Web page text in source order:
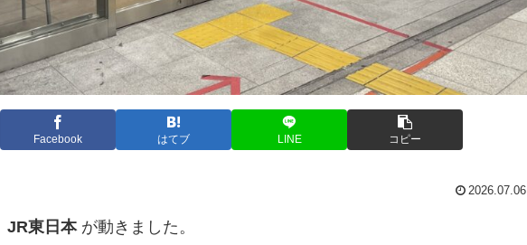
Facebook はてブ LINE コピー
2026.07.06
JR東日本が動きました。